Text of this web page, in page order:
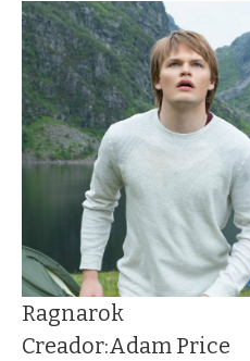
Ragnarok
Creador:Adam Price